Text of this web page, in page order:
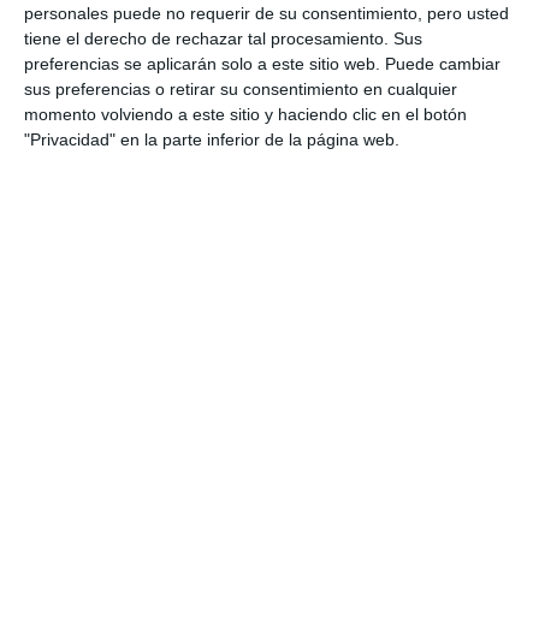
personales puede no requerir de su consentimiento, pero usted
tiene el derecho de rechazar tal procesamiento. Sus
preferencias se aplicarán solo a este sitio web. Puede cambiar
sus preferencias o retirar su consentimiento en cualquier
momento volviendo a este sitio y haciendo clic en el botón
"Privacidad" en la parte inferior de la página web.